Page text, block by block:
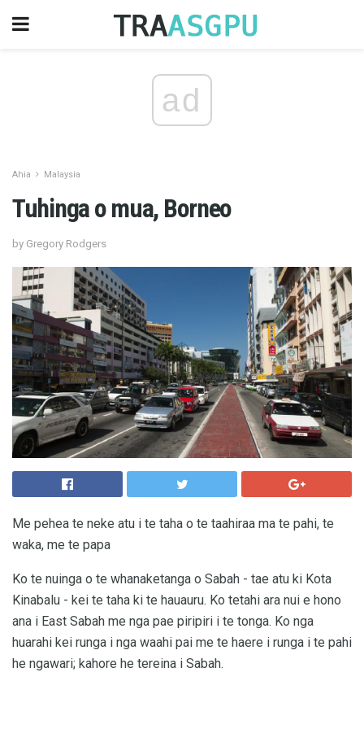
ad
Ahia Malaysia
Tuhinga o mua, Borneo
by Gregory Rodgers
Me pehea te neke atu i te taha o te taahiraa ma te pahi, te
waka, me te papa
Ko te nuinga o te whanaketanga o Sabah - tae atu ki Kota
Kinabalu - kei te taha ki te hauauru. Ko tetahi ara nui e hono
ana i East Sabah me nga pae piripiri i te tonga. Ko nga
huarahi kei runga i nga waahi pai me te haere i runga i te pahi
he ngawari; kahore he tereina i Sabah.